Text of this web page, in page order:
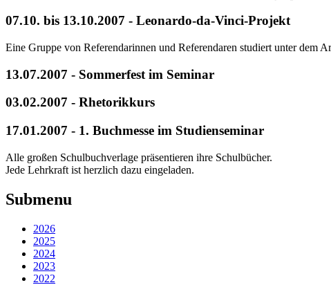
07.10. bis 13.10.2007 - Leonardo-da-Vinci-Projekt
Eine Gruppe von Referendarinnen und Referendaren studiert unter dem
13.07.2007 - Sommerfest im Seminar
03.02.2007 -
17.01.2007 - 1. Buchmesse im Studienseminar
Alle großen Schulbuchverlage präsentieren ihre Schulbücher.
Jede Lehrkraft ist herzlich dazu eingeladen.
Submenu
2026
2025
2024
2023
2022